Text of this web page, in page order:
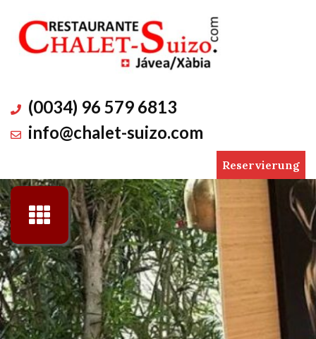
content
(0034) 96 579 6813
info@chalet-suizo.com
Reservierung